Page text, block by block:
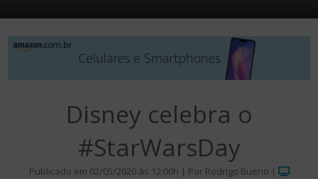
Disney celebra o
#StarWarsDay
Publicado em 02/05/2020 às 12:00h | Por Rodrigo Bueno |